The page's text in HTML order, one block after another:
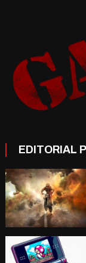
EDITORIAL